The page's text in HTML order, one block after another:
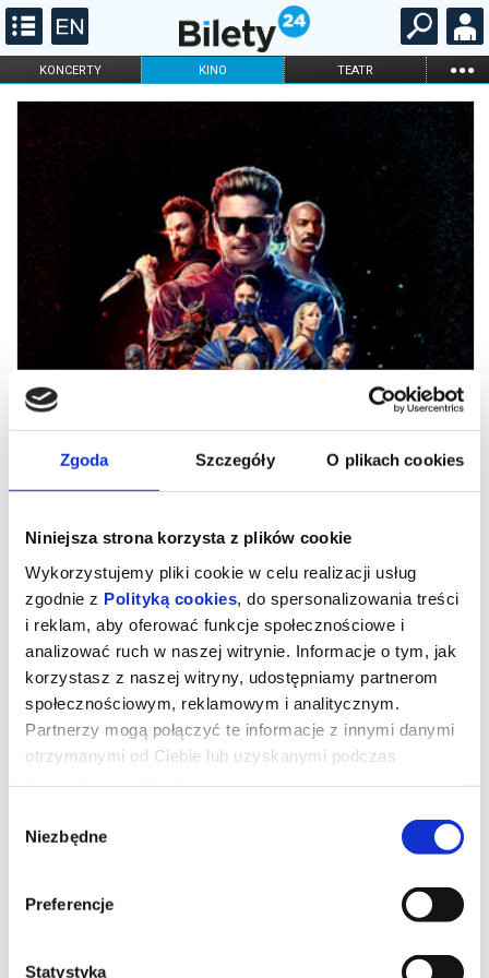
Zgoda Szczegóły O plikach cookies
Niniejsza strona korzysta z plików cookie
Wykorzystujemy pliki cookie w celu realizacji usług
zgodnie z Polityką cookies , do spersonalizowania treści
i reklam, aby oferować funkcje społecznościowe i
analizować ruch w naszej witrynie. Informacje o tym, jak
korzystasz z naszej witryny, udostępniamy partnerom
społecznościowym, reklamowym i analitycznym.
Partnerzy mogą połączyć te informacje z innymi danymi
otrzymanymi od Ciebie lub uzyskanymi podczas
zgody
Niezbędne
Preferencje
Statystyka
KONCERTY KINO TEATR ...
FILHARMONIA OPERA I BALET
DLA DZIECI
Bohaterowie Ziemi muszą stawić czoła rosnącej potędze
znajduje się legendarny turniej Mortal Kombat – brutalna walka o
przyszłość świata. Do drużyny obrońców Ziemi dołącza Johnny